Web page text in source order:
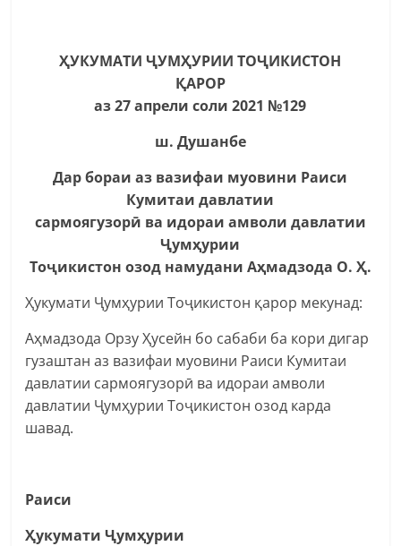
ҲУКУМАТИ ҶУМҲУРИИ ТОҶИКИСТОН
ҚАРОР
аз 27 апрели соли 2021 №129
ш. Душанбе
Дар бораи аз вазифаи муовини Раиси
Кумитаи давлатии
сармоягузорӣ ва идораи амволи давлатии
Ҷумҳурии
Тоҷикистон озод намудани Аҳмадзода О. Ҳ.
Ҳукумати Ҷумҳурии Тоҷикистон қарор мекунад:
Аҳмадзода Орзу Ҳусейн бо сабаби ба кори дигар
гузаштан аз вазифаи муовини Раиси Кумитаи
давлатии сармоягузорӣ ва идораи амволи
давлатии Ҷумҳурии Тоҷикистон озод карда
шавад.
Раиси
Ҳукумати Ҷумҳурии